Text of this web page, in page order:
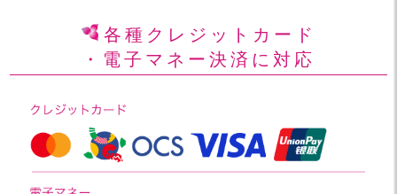
各種クレジットカード
・電子マネー決済に対応